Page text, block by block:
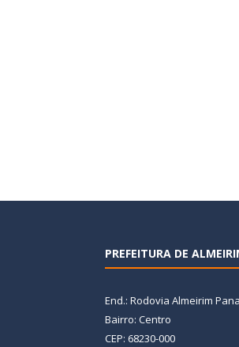
PREFEITURA DE
End.: Rodovia Almeirim
Bairro: Centro
CEP: 68230-000